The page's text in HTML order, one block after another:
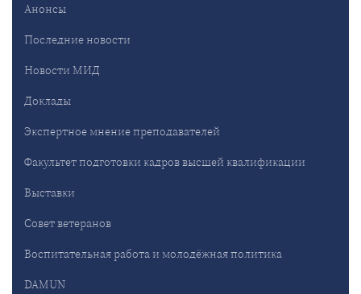
Анонсы
Последние новости
Новости МИД
Доклады
Экспертное мнение преподавателей
Факультет подготовки кадров высшей квалификации
Выставки
Совет ветеранов
Воспитательная работа и молодёжная политика
DAMUN